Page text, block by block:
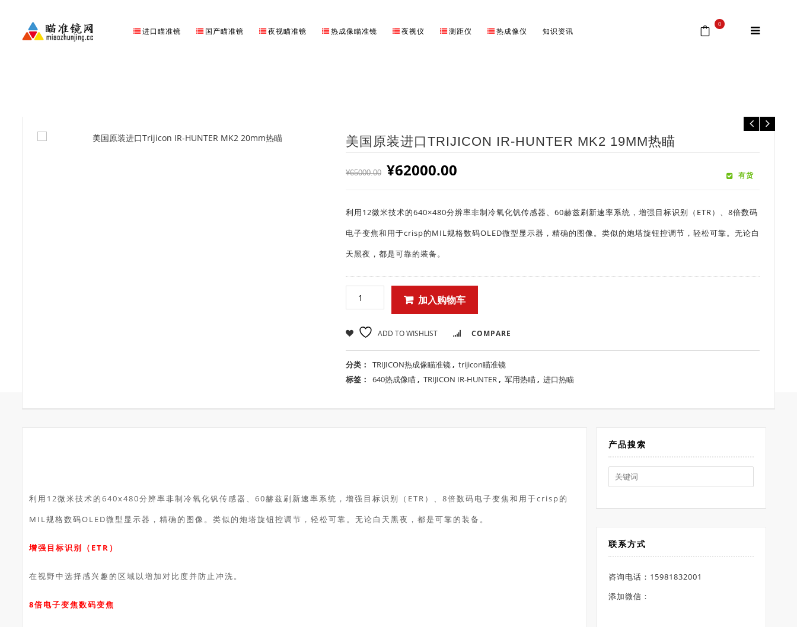
进口瞄准镜 国产瞄准镜 夜视瞄准镜 热成像瞄准镜 夜视仪 测距仪 热成像仪 知识资讯
0
美国原装进口TRIJICON IR-HUNTER MK2 19MM热瞄
¥65000.00
原价为：¥65000.00。
¥62000.00
有货
利用12微米技术的640×480分辨率非制冷氧化钒传感器、60赫兹刷新速率系统，增强目标识别（ETR）、8倍数码
电子变焦和用于crisp的MIL规格数码OLED微型显示器，精确的图像。类似的炮塔旋钮控调节，轻松可靠。无论白
天黑夜，都是可靠的装备。
加入购物车
ADD TO WISHLIST COMPARE
分类： TRIJICON热成像瞄准镜, trijicon瞄准镜
标签：
640热成像瞄, TRIJICON IR-HUNTER, 军用热瞄, 进口热瞄
利用12微米技术的640x480分辨率非制冷氧化钒传感器、60赫兹刷新速率系统，增强目标识别（ETR）、8倍数码电子变焦和用于crisp的
MIL规格数码OLED微型显示器，精确的图像。类似的炮塔旋钮控调节，轻松可靠。无论白天黑夜，都是可靠的装备。
增强目标识别（ETR）
在视野中选择感兴趣的区域以增加对比度并防止冲洗。
8倍电子变焦数码变焦
产品搜索
Search
for:
联系方式
咨询电话：15981832001
添加微信：